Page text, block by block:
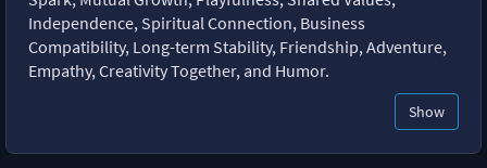
Independence, Spiritual Connection, Business
Compatibility, Long-term Stability, Friendship, Adventure,
Empathy, Creativity Together, and Humor.
Show